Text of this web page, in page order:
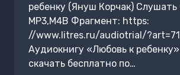
ребенку (Януш Корчак)
MP3,M4B Фрагмент: https:
//www.litres.ru/audiotrial/
Аудиокнигу «Любовь к
скачать бесплатно по…